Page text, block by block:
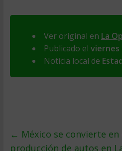
Ver original en La
Publicado el viernes
Noticia local de
← México se convierte en
producción de autos en